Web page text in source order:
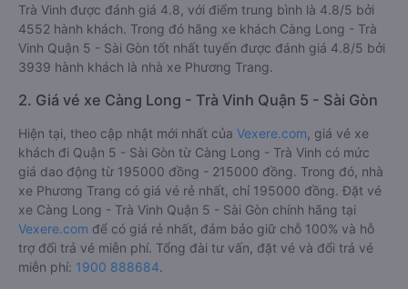
Trà Vinh được đánh giá 4.8, với điểm trung bình là 4.8/5 bởi
4552 hành khách. Trong đó hãng xe khách Càng Long - Trà
Vinh Quận 5 - Sài Gòn tốt nhất tuyến được đánh giá 4.8/5 bởi
3939 hành khách là nhà xe Phương Trang.
2. Giá vé xe Càng Long - Trà Vinh Quận 5 - Sài Gòn
Hiện tại, theo cập nhật mới nhất của Vexere.com , giá vé xe
khách đi Quận 5 - Sài Gòn từ Càng Long - Trà Vinh có mức
giá dao động từ 195000 đồng - 215000 đồng. Trong đó, nhà
xe Phương Trang có giá vé rẻ nhất, chỉ 195000 đồng. Đặt vé
xe Càng Long - Trà Vinh Quận 5 - Sài Gòn chính hãng tại
Vexere.com để có giá rẻ nhất, đảm bảo giữ chỗ 100% và hỗ
trợ đổi trả vé miễn phí. Tổng đài tư vấn, đặt vé và đổi trả vé
miễn phí: 1900 888684.